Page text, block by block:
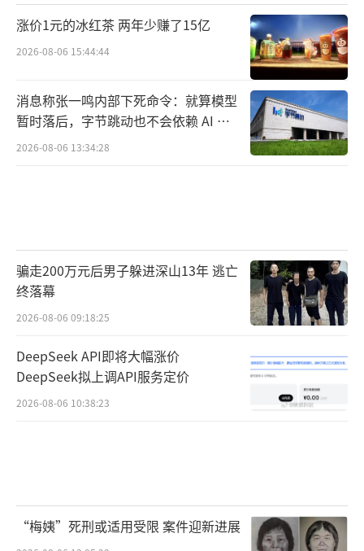
涨价1元的冰红茶 两年少赚了15亿
2026-08-06 15:44:44
消息称张一鸣内部下死命令：就算模型
暂时落后，字节跳动也不会依赖 AI 蒸
馏技术
2026-08-06 13:34:28
骗走200万元后男子躲进深山13年 逃亡
终落幕
2026-08-06 09:18:25
DeepSeek API即将大幅涨价
DeepSeek拟上调API服务定价
2026-08-06 10:38:23
“梅姨”死刑或适用受限 案件迎新进展